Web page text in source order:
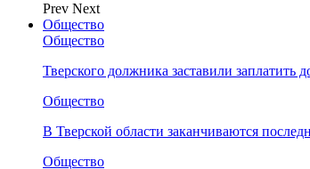
Prev Next
Общество
Общество
Тверского должника заставили заплатить
Общество
В Тверской области заканчиваются
Общество